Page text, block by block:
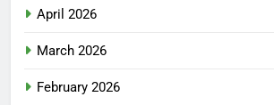
April 2026
March 2026
February 2026